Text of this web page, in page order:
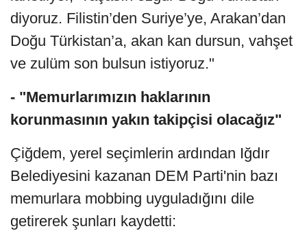
diyoruz. Filistin’den Suriye’ye, Arakan’dan
Doğu Türkistan’a, akan kan dursun, vahşet
ve zulüm son bulsun istiyoruz."
- "Memurlarımızın haklarının
korunmasının yakın takipçisi olacağız"
Çiğdem, yerel seçimlerin ardından Iğdır
Belediyesini kazanan DEM Parti'nin bazı
memurlara mobbing uyguladığını dile
getirerek şunları kaydetti: